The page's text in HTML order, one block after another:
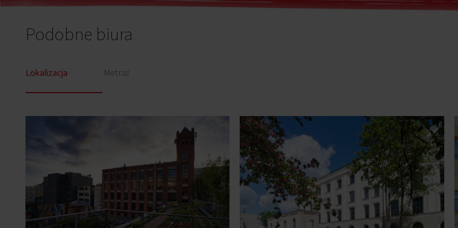
Podobne biura
Lokalizacja Metraż